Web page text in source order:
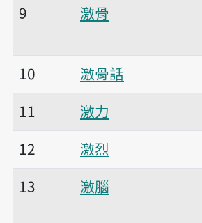
9
激骨
10
激骨話
11
激力
12
激烈
13
激腦